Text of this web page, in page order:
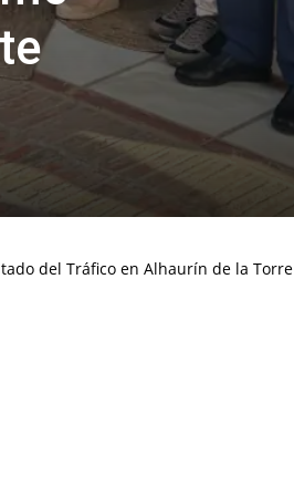
del Tráfico en Alhaurín de la Torre